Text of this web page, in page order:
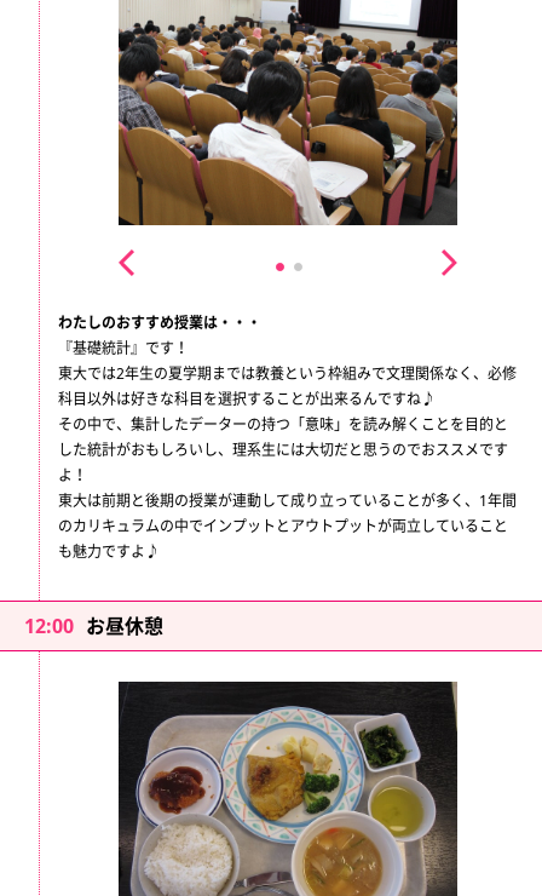
わたしのおすすめ授業は・・・
『基礎統計』です！
東大では2年生の夏学期までは教養という枠組みで文理関係なく、必修
科目以外は好きな科目を選択することが出来るんですね♪
その中で、集計したデーターの持つ「意味」を読み解くことを目的と
した統計がおもしろいし、理系生には大切だと思うのでおススメです
よ！
東大は前期と後期の授業が連動して成り立っていることが多く、1年間
のカリキュラムの中でインプットとアウトプットが両立していること
も魅力ですよ♪
12:00 お昼休憩